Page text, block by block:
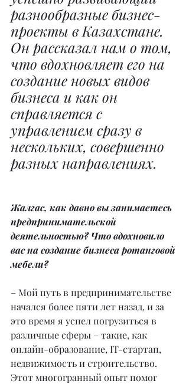
разнообразные бизнес-
проекты в Казахстане.
Он рассказал нам о том,
что вдохновляет его на
создание новых видов
бизнеса и как он
справляется с
управлением сразу в
нескольких, совершенно
разных направлениях.
Жалгас, как давно вы занимаетесь
предпринимательской
деятельностью? Что вдохновило
вас на создание бизнеса ротанговой
мебели?
– Мой путь в предпринимательстве
начался более пяти лет назад, и за
это время я успел погрузиться в
различные сферы – такие, как
онлайн-образование, IT-стартап,
недвижимость и строительство.
Этот многогранный опыт помог